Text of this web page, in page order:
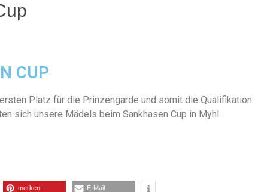
CUP
Platz für die Prinzengarde und somit die Qualifikation
sich unsere Mädels beim Sankhasen Cup in Myhl.
merken E-Mail